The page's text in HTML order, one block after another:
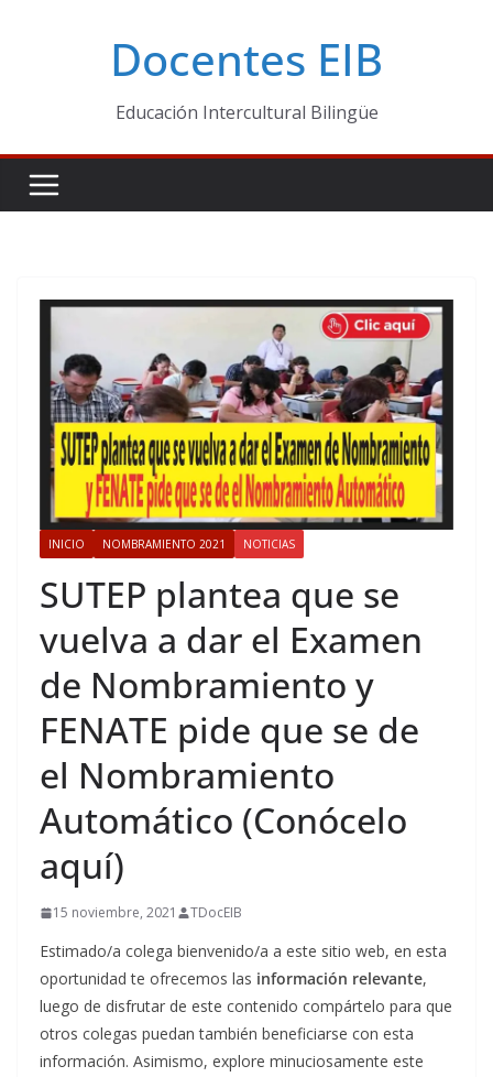
Docentes EIB
Educación Intercultural Bilingüe
INICIO NOMBRAMIENTO 2021 NOTICIAS
SUTEP plantea que se
vuelva a dar el Examen
de Nombramiento y
FENATE pide que se de
el Nombramiento
Automático (Conócelo
aquí)
15 noviembre, 2021 TDocEIB
Estimado/a colega bienvenido/a a este sitio web, en esta
oportunidad te ofrecemos las información relevante,
luego de disfrutar de este contenido compártelo para que
otros colegas puedan también beneficiarse con esta
información. Asimismo, explore minuciosamente este